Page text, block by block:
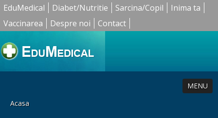
EduMedical Diabet/Nutritie Sarcina/Copil
Inima ta
Vaccinarea
Despre noi Contact
MENU
Acasa